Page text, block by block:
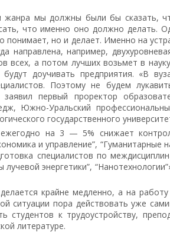
жанра мы должны были бы сказать,
что именно оно должно делать.
понимает, но и делает. Именно на
направлена, например,
всех, а потом лучших возьмет в
будут доучивать предприятия. «В
Поэтому не будем
первый проректор
Южно-Уральский
государственного
ежегодно на 3 — 5% снижает
и управление”, “Гуманитарные
специалистов по
лучевой энергетики”,
крайне медленно, а на
ситуации пора действовать уже
студентов к трудоустройству,
литературе.